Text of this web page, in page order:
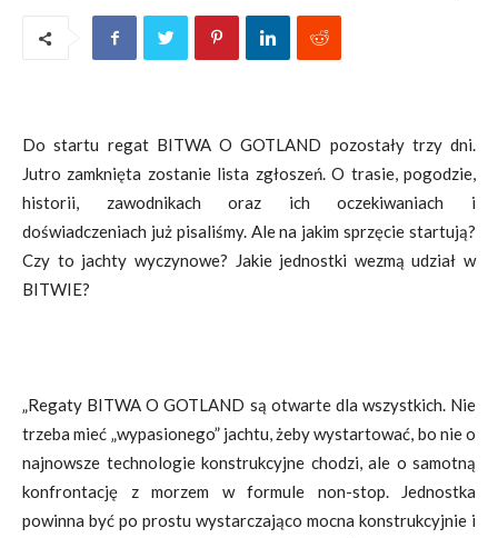
Do startu regat BITWA O GOTLAND pozostały trzy dni.
Jutro zamknięta zostanie lista zgłoszeń. O trasie, pogodzie,
historii, zawodnikach oraz ich oczekiwaniach i
doświadczeniach już pisaliśmy. Ale na jakim sprzęcie startują?
Czy to jachty wyczynowe? Jakie jednostki wezmą udział w
BITWIE?
„Regaty BITWA O GOTLAND są otwarte dla wszystkich. Nie
trzeba mieć „wypasionego” jachtu, żeby wystartować, bo nie o
najnowsze technologie konstrukcyjne chodzi, ale o samotną
konfrontację z morzem w formule non-stop. Jednostka
powinna być po prostu wystarczająco mocna konstrukcyjnie i